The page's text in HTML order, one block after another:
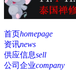
首页homepage
资讯news
供应信息sell
公司企业company